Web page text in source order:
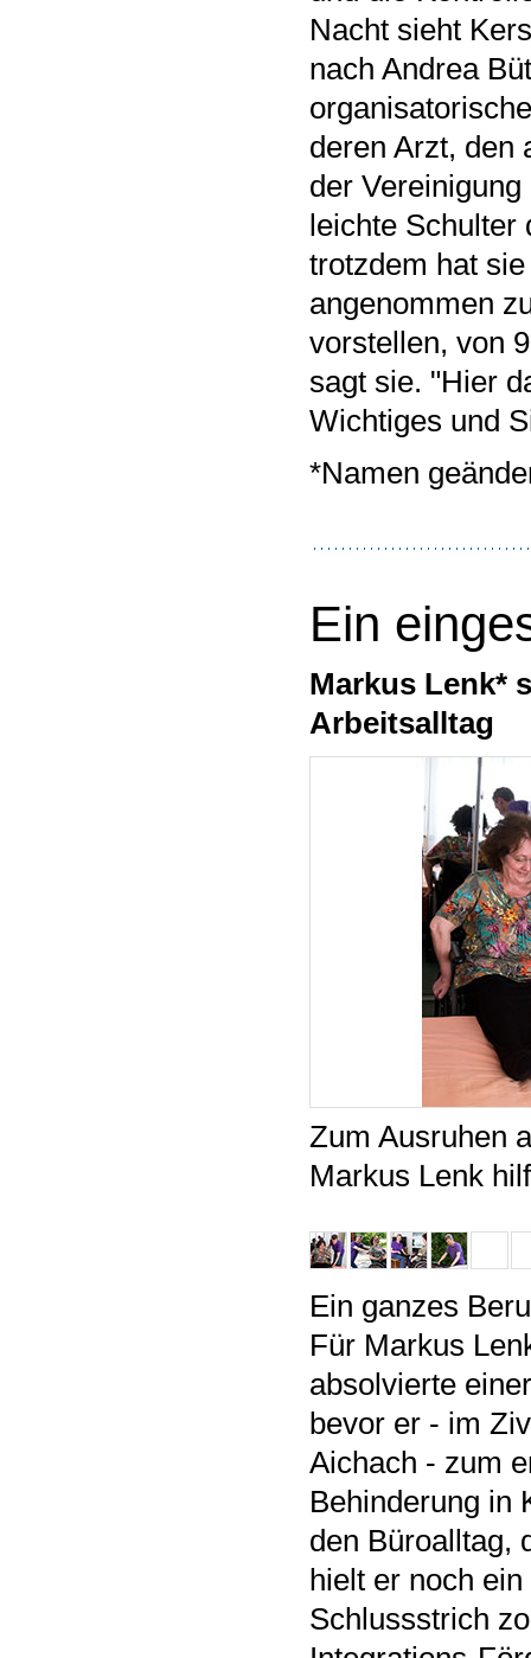
Nacht sieht
nach Andrea
deren Arzt, den
der
leichte
trotzdem hat
angenommen
vorstellen, von
sagt sie. "Hier
Wichtiges und
*Namen
Ein
Markus Lenk*
Arbeitsalltag
Zum Ausruhen
Markus Lenk
Ein ganzes
Für Markus
absolvierte
bevor er - im
Aichach - zum
Behinderung in
den Büroalltag,
hielt er noch
Schlussstrich